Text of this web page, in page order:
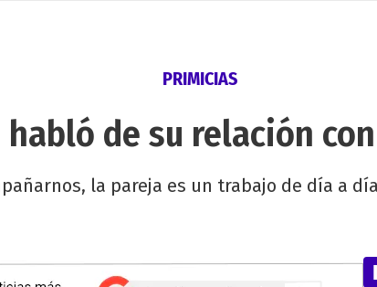
PRIMICIAS
de su relación
la pareja es un trabajo de día a